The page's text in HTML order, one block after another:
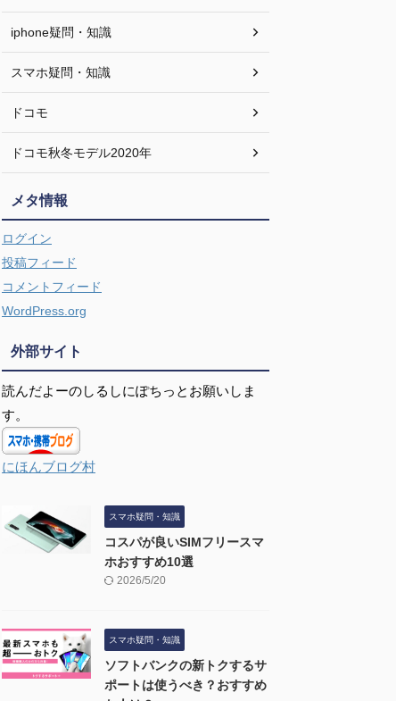
iphone疑問・知識
スマホ疑問・知識
ドコモ
ドコモ秋冬モデル2020年
メタ情報
ログイン
投稿フィード
コメントフィード
WordPress.org
外部サイト
読んだよーのしるしにぽちっとお願いしま
す。
にほんブログ村
スマホ疑問・知識
コスパが良いSIMフリースマ
ホおすすめ10選
2026/5/20
スマホ疑問・知識
ソフトバンクの新トクするサ
ポートは使うべき？おすすめ